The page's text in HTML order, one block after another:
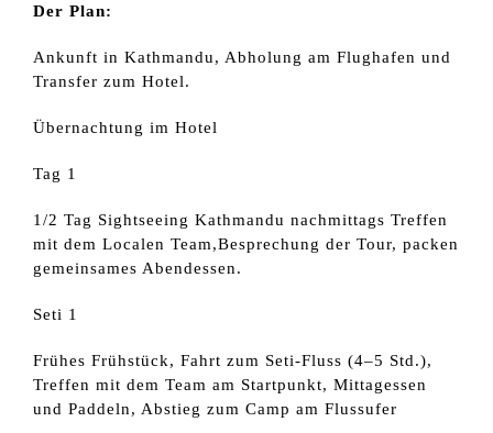
Der Plan:
Ankunft in Kathmandu, Abholung am Flughafen und
Transfer zum Hotel.
Übernachtung im Hotel
Tag 1
1/2 Tag Sightseeing Kathmandu nachmittags Treffen
mit dem Localen Team,Besprechung der Tour, packen
gemeinsames Abendessen.
Seti 1
Frühes Frühstück, Fahrt zum Seti-Fluss (4–5 Std.),
Treffen mit dem Team am Startpunkt, Mittagessen
und Paddeln, Abstieg zum Camp am Flussufer